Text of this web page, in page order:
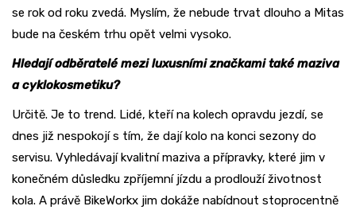
se rok od roku zvedá. Myslím, že nebude trvat dlouho a Mitas
bude na českém trhu opět velmi vysoko.
Hledají odběratelé mezi luxusními značkami také maziva
a cyklokosmetiku?
Určitě. Je to trend. Lidé, kteří na kolech opravdu jezdí, se
dnes již nespokojí s tím, že dají kolo na konci sezony do
servisu. Vyhledávají kvalitní maziva a přípravky, které jim v
konečném důsledku zpříjemní jízdu a prodlouží životnost
kola. A právě BikeWorkx jim dokáže nabídnout stoprocentně